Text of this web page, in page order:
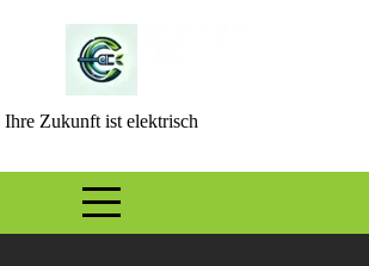
Ihre Zukunft ist elektrisch